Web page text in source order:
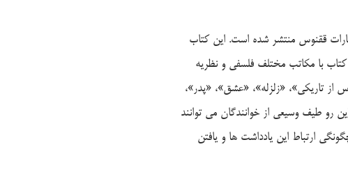
ققنوس منتشر شده است. این کتاب
با مکاتب مختلف فلسفی و نظریه
تاریکی»، «زلزله»، «عشق»، «پدر»،
رو طیف وسیعی از خوانندگان می توانند
ارتباط این یادداشت ها و یافتن